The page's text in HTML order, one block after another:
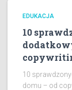
EDUKACJA
10
10
domu – od